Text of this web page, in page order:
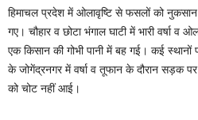
हिमाचल प्रदेश में ओलावृष्टि से फसलों को
गए। चौहार व छोटा भंगाल घाटी में भारी वर्षा व
एक किसान की गोभी पानी में बह गई। कई
के जोगेंद्रनगर में वर्षा व तूफान के दौरान सड़क
को चोट नहीं आई।